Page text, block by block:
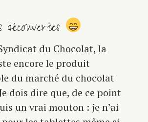
du Chocolat, la
encore le produit
du marché du chocolat
dois dire que, de ce point
un vrai mouton : je n’ai